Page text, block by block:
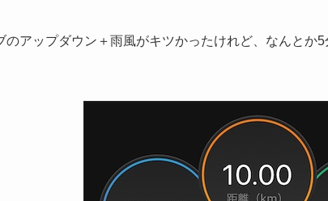
のアップダウン＋雨風がキツかったけれど、なんとか